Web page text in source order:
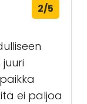
2/5
ei paljoa